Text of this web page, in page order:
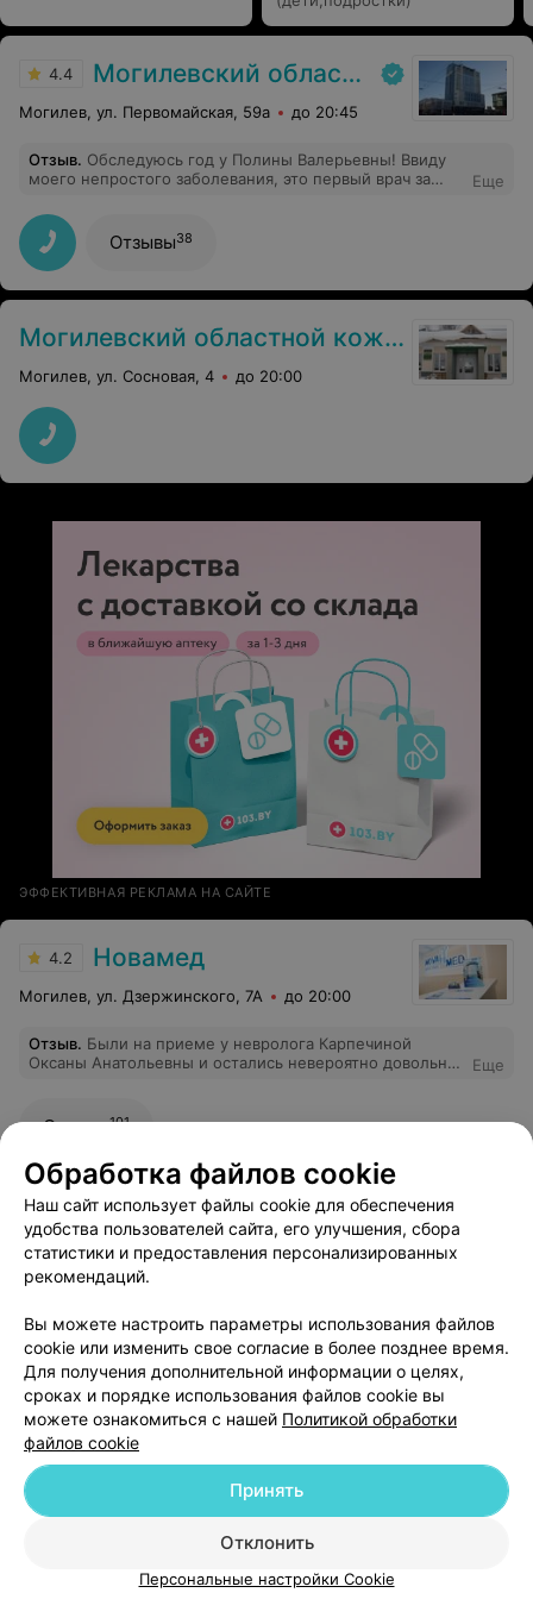
4.4 Могилевский областной лечебно-диагностический центр
Могилев, ул. Первомайская, 59а до 20:45
Отзыв. Обследуюсь год у Полины Валерьевны! Ввиду
моего непростого заболевания, это первый врач за
лечения. Я в восторге! Врач, которая горит своим
делом, умная, коммуникабельная и с горящими от
своего дела глазами!!!
Еще
Отзывы38
Могилевский областной кожно-венерологический диспансер
Могилев, ул. Сосновая, 4 до 20:00
ЭФФЕКТИВНАЯ РЕКЛАМА НА САЙТЕ
4.2 Новамед
Могилев, ул. Дзержинского, 7А до 20:00
Отзыв. Были на приеме у невролога Карпечиной
Оксаны Анатольевны и остались невероятно довольны!
Провели много обследований, анализов, прошли
Состояние ухудшалось. Оксана Анатольевна сразу
глубоко погрузилась в проблему, внимательная,
тактичная, расположила к себе свекровь. Детально
изучила результаты анализов и обследований,
внимательно собрала анамнез, провела осмотр.
Поставила диагноз, который никто не озвучивал до
неё. Дала понятные рекомендации и назначила
лечение. Профессионализм доктора произвел
Еще
Отзывы101
Добавить специалиста
Медицинский маркетинг
Публичный договор
Пользовательское соглашение
Способы оплаты
Обработка файлов cookie
Наш сайт использует файлы cookie для обеспечения
удобства пользователей сайта, его улучшения, сбора
статистики и предоставления персонализированных
рекомендаций.
Вы можете настроить параметры использования файлов
cookie или изменить свое согласие в более позднее время.
Для получения дополнительной информации о целях,
сроках и порядке использования файлов cookie вы
можете ознакомиться с нашей Политикой обработки
файлов cookie
Отклонить
Принять
Персональные настройки Cookie